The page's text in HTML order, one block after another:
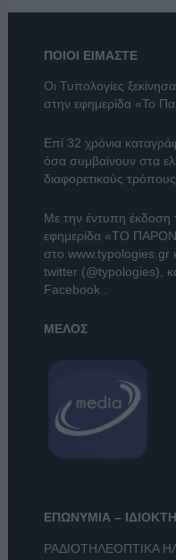
ΠΟΙΟΙ ΕΙΜΑΣΤΕ
Οι Τυπολογίες
στην εφημερίδα «Το
Επί 32 χρόνια
όσα συμβαίνουν στα
διαφορετικούς τρόπους.
Με την έντυπη έκδοση
εφημερίδα «ΤΟ
στο www.typologies.gr
twitter (@typologies) ,
Facebook
ΜΕΛΟΣ
ΕΠΩΝΥΜΙΑ –
ΡΑΔΙΟΤΗΛΕΟΠΤΙΚΑ